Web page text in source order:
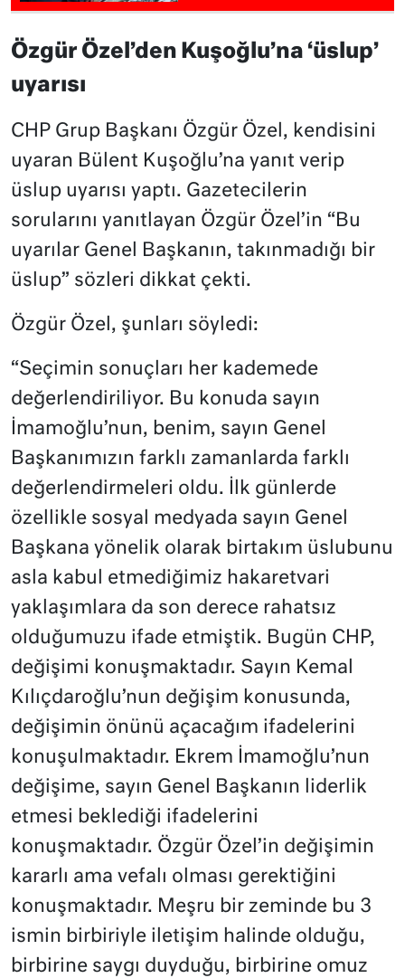
Özgür Özel’den Kuşoğlu’na ‘üslup’
uyarısı
CHP Grup Başkanı Özgür Özel, kendisini
uyaran Bülent Kuşoğlu’na yanıt verip
üslup uyarısı yaptı. Gazetecilerin
sorularını yanıtlayan Özgür Özel’in “Bu
uyarılar Genel Başkanın, takınmadığı bir
üslup” sözleri dikkat çekti.
Özgür Özel, şunları söyledi:
“Seçimin sonuçları her kademede
değerlendiriliyor. Bu konuda sayın
İmamoğlu’nun, benim, sayın Genel
Başkanımızın farklı zamanlarda farklı
değerlendirmeleri oldu. İlk günlerde
özellikle sosyal medyada sayın Genel
Başkana yönelik olarak birtakım üslubunu
asla kabul etmediğimiz hakaretvari
yaklaşımlara da son derece rahatsız
olduğumuzu ifade etmiştik. Bugün CHP,
değişimi konuşmaktadır. Sayın Kemal
Kılıçdaroğlu’nun değişim konusunda,
değişimin önünü açacağım ifadelerini
konuşulmaktadır. Ekrem İmamoğlu’nun
değişime, sayın Genel Başkanın liderlik
etmesi beklediği ifadelerini
konuşmaktadır. Özgür Özel’in değişimin
kararlı ama vefalı olması gerektiğini
konuşmaktadır. Meşru bir zeminde bu 3
ismin birbiriyle iletişim halinde olduğu,
birbirine saygı duyduğu, birbirine omuz